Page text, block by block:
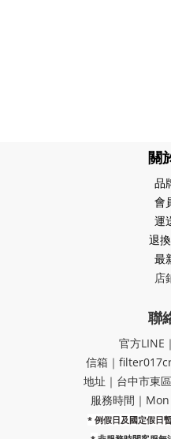
關
品
會
運
退
最
店
聯
官方LINE
信箱｜
地址｜​台中市東
服務時間｜
* 例假日及國定假日